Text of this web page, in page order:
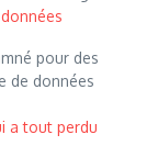
pour des
de données
a tout perdu